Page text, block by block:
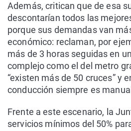
Además, critican que de esa
descontarían todos las
porque sus demandas van
económico: reclaman, por
más de 3 horas seguidas en
complejo como el del metro
“existen más de 50 cruces” y
conducción siempre es
Frente a este escenario, la
servicios mínimos del 50%